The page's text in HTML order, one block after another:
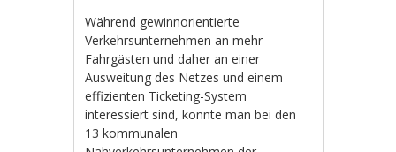
Während gewinnorientierte
Verkehrsunternehmen an mehr
Fahrgästen und daher an einer
Ausweitung des Netzes und einem
effizienten Ticketing-System
interessiert sind, konnte man bei den
13 kommunalen